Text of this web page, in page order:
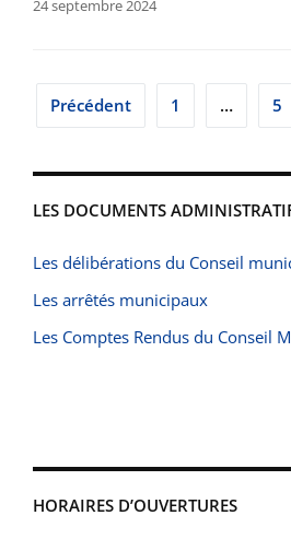
24 septembre 2024
Pagination
publications
Précédent 1 … 5
LES DOCUMENTS
Les délibérations du Conseil
Les arrêtés municipaux
Les Comptes Rendus du Conseil
HORAIRES D’OUVERTURES